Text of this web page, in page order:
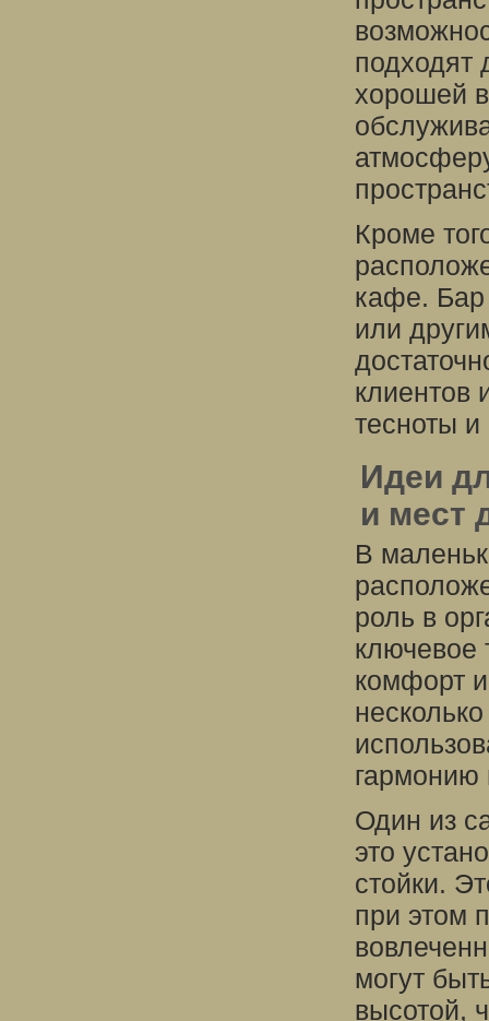
подходят
хорошей
Кроме
кафе. Бар
или
клиентов
тесноты и
Идеи
и мест
В
роль в
ключевое
комфорт
гармонию
Один из
это
стойки.
при этом
могут
высотой,